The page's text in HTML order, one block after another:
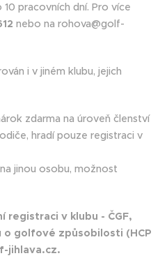
pracovních dní. Pro více
nebo na rohova@golf-
i v jiném klubu, jejich
zdarma na úroveň členství
hradí pouze registraci v
jinou osobu, možnost
registraci v klubu - ČGF,
golfové způsobilosti (HCP
jihlava.cz.